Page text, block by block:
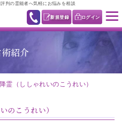
判の霊能者へ気軽にお悩みを相談
新規登録 ログイン
術紹介
霊（ししゃれいのこうれい）
のこうれい）